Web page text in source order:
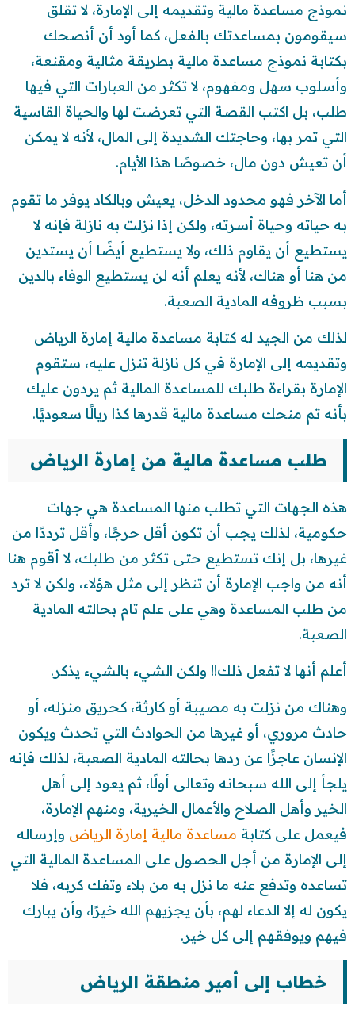
نموذج مساعدة مالية وتقديمه إلى الإمارة، لا تقلق
سيقومون بمساعدتك بالفعل، كما أود أن أنصحك
بكتابة نموذج مساعدة مالية بطريقة مثالية ومقنعة،
وأسلوب سهل ومفهوم، لا تكثر من العبارات التي فيها
طلب، بل اكتب القصة التي تعرضت لها والحياة القاسية
التي تمر بها، وحاجتك الشديدة إلى المال، لأنه لا يمكن
أن تعيش دون مال، خصوصًا هذا الأيام.
أما الآخر فهو محدود الدخل، يعيش وبالكاد يوفر ما تقوم
به حياته وحياة أسرته، ولكن إذا نزلت به نازلة فإنه لا
يستطيع أن يقاوم ذلك، ولا يستطيع أيضًا أن يستدين
من هنا أو هناك، لأنه يعلم أنه لن يستطيع الوفاء بالدين
بسبب ظروفه المادية الصعبة.
لذلك من الجيد له كتابة مساعدة مالية إمارة الرياض
وتقديمه إلى الإمارة في كل نازلة تنزل عليه، ستقوم
الإمارة بقراءة طلبك للمساعدة المالية ثم يردون عليك
بأنه تم منحك مساعدة مالية قدرها كذا ريالًا سعوديًا.
طلب مساعدة مالية من إمارة الرياض
هذه الجهات التي تطلب منها المساعدة هي جهات
حكومية، لذلك يجب أن تكون أقل حرجًا، وأقل ترددًا من
غيرها، بل إنك تستطيع حتى تكثر من طلبك، لا أقوم هنا
أنه من واجب الإمارة أن تنظر إلى مثل هؤلاء، ولكن لا ترد
من طلب المساعدة وهي على علم تام بحالته المادية
الصعبة.
أعلم أنها لا تفعل ذلك!! ولكن الشيء بالشيء يذكر.
وهناك من نزلت به مصيبة أو كارثة، كحريق منزله، أو
حادث مروري، أو غيرها من الحوادث التي تحدث ويكون
الإنسان عاجزًا عن ردها بحالته المادية الصعبة، لذلك فإنه
يلجأ إلى الله سبحانه وتعالى أولًا، ثم يعود إلى أهل
الخير وأهل الصلاح والأعمال الخيرية، ومنهم الإمارة،
فيعمل على كتابة مساعدة مالية إمارة الرياض وإرساله
إلى الإمارة من أجل الحصول على المساعدة المالية التي
تساعده وتدفع عنه ما نزل به من بلاء وتفك كربه، فلا
يكون له إلا الدعاء لهم، بأن يجزيهم الله خيرًا، وأن يبارك
فيهم ويوفقهم إلى كل خير.
خطاب إلى أمير منطقة الرياض